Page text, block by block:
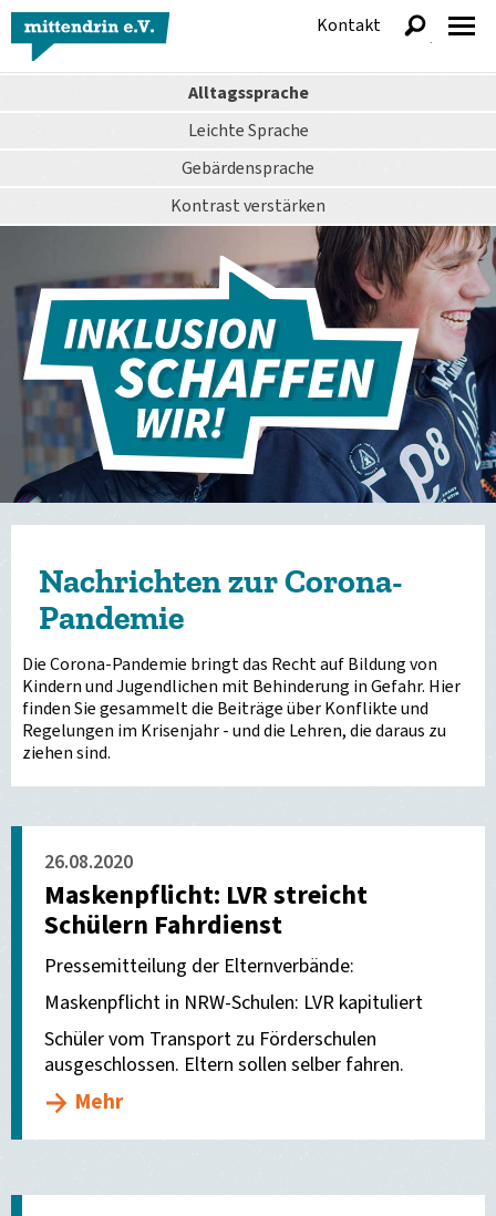
Alltagssprache
Leichte Sprache
Gebärdensprache
Kontrastverstärken
Kontakt
anzeigen
Nachrichten zur Corona-
Pandemie
Die Corona-Pandemie bringt das Recht auf Bildung von
Kindern und Jugendlichen mit Behinderung in Gefahr. Hier
finden Sie gesammelt die Beiträge über Konflikte und
Regelungen im Krisenjahr - und die Lehren, die daraus zu
ziehen sind.
26.08.2020
Maskenpflicht: LVR streicht
Schülern Fahrdienst
Pressemitteilung der Elternverbände:
Maskenpflicht in NRW-Schulen: LVR kapituliert
Schüler vom Transport zu Förderschulen
ausgeschlossen. Eltern sollen selber fahren.
Mehr